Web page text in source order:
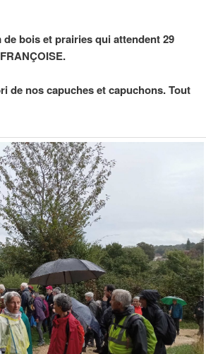
de bois et prairies qui attendent 29
de nos capuches et capuchons. Tout